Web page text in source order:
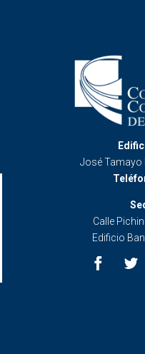
José Tamayo
Calle
Edificio